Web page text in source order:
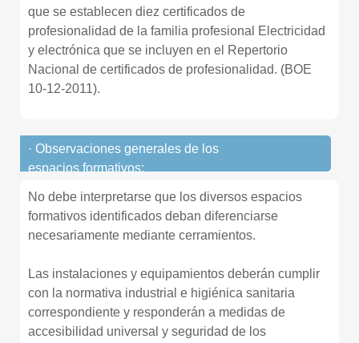
que se establecen diez certificados de
profesionalidad de la familia profesional Electricidad
y electrónica que se incluyen en el Repertorio
Nacional de certificados de profesionalidad. (BOE
10-12-2011).
· Observaciones generales de los
espacios formativos:
No debe interpretarse que los diversos espacios
formativos identificados deban diferenciarse
necesariamente mediante cerramientos.
Las instalaciones y equipamientos deberán cumplir
con la normativa industrial e higiénica sanitaria
correspondiente y responderán a medidas de
accesibilidad universal y seguridad de los